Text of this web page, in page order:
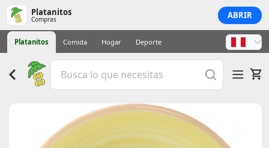
Platanitos
Compras ABRIR
Platanitos Comida Hogar Deporte